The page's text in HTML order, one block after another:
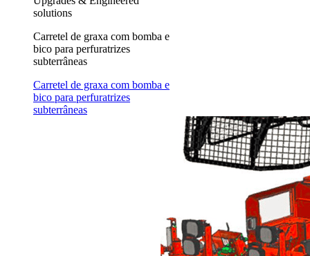
solutions
Carretel de graxa com bomba e
bico para perfuratrizes
subterrâneas
Carretel de graxa com bomba e
bico para perfuratrizes
subterrâneas